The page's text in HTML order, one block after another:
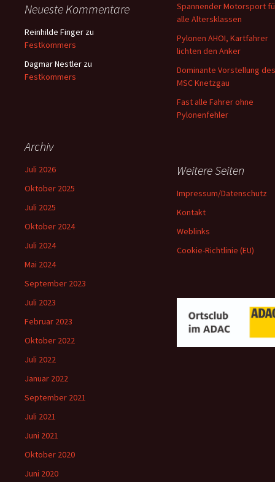
Spannender Motorsport
alle Altersklassen
Pylonen AHOI, Kartfahrer
lichten den Anker
Dominante Vorstellung des
MSC Knetzgau
Fast alle Fahrer ohne
Pylonenfehler
Neueste Kommentare
Reinhilde Finger zu
Festkommers
Dagmar Nestler zu
Festkommers
Archiv
Juli 2026
Oktober 2025
Juli 2025
Oktober 2024
Juli 2024
Mai 2024
September 2023
Juli 2023
Februar 2023
Oktober 2022
Juli 2022
Januar 2022
September 2021
Juli 2021
Juni 2021
Oktober 2020
Juni 2020
Weitere Seiten
Impressum/Datenschutz
Kontakt
Weblinks
Cookie-Richtlinie (EU)